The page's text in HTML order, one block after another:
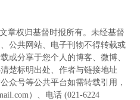
章权归基督时报所有。未经基督
公共网站、电子刊物不得转载或
或分享于您个人的博客、微博、
楚标明出处、作者与链接地址
众号等公共平台如需转载引用，
）、电话 (021-6224